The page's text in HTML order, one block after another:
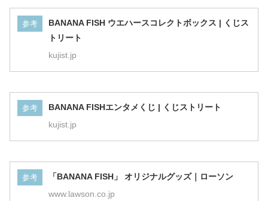
参考
BANANA FISH ウエハースコレクトボックス | くじス
トリート
kujist.jp
参考 BANANA FISHエンタメくじ | くじストリート
kujist.jp
参考 「BANANA FISH」 オリジナルグッズ｜ローソン
www.lawson.co.jp